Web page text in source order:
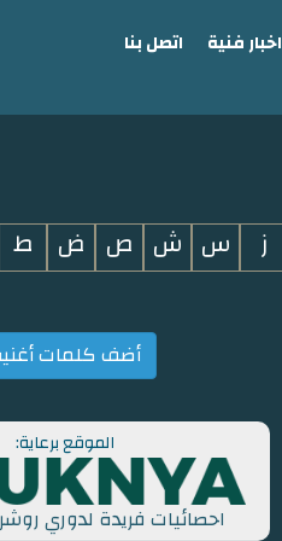
اخبار فنية اتصل بنا
ز س ش ص ض ط
أضف كلمات
الموقع برعاية:
احصائيات فريدة لدوري